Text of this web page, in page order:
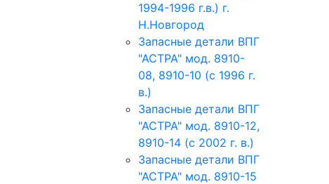
1994-1996 г.в.) г.
Н.Новгород
Запасные детали ВПГ
"АСТРА" мод. 8910-
08, 8910-10 (с 1996 г.
в.)
Запасные детали ВПГ
"АСТРА" мод. 8910-12,
8910-14 (с 2002 г. в.)
Запасные детали ВПГ
"АСТРА" мод. 8910-15